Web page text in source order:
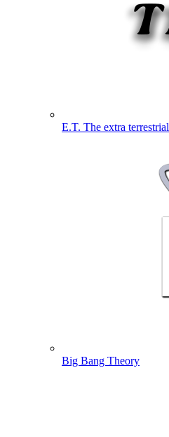
E.T. The extra terrestrial
Big Bang Theory